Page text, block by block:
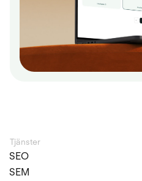
Tjänster
SEO
SEM